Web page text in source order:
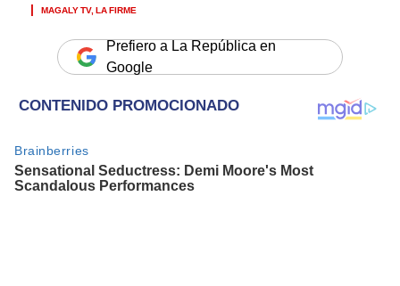
MAGALY TV, LA FIRME
Prefiero a La República en
Google